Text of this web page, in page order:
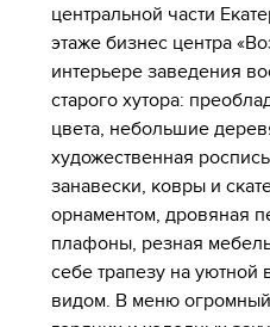
центральной части
этаже бизнес центра
интерьере заведения
старого хутора:
цвета, небольшие
художественная
занавески, ковры и
орнаментом, дровяная
плафоны, резная
себе трапезу на уютной
видом. В меню